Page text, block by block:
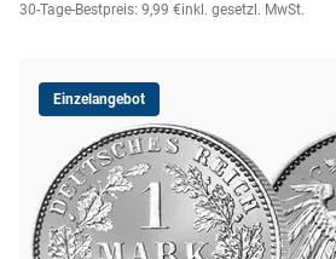
30-Tage-Bestpreis: 9,99 €inkl. gesetzl. MwSt.
Einzelangebot